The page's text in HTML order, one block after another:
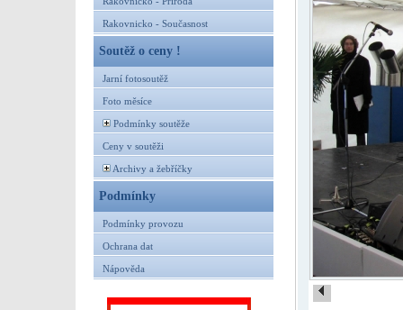
Rakovnicko - Současnost
Soutěž o ceny !
Jarní fotosoutěž
Foto měsíce
Podmínky soutěže
Ceny v soutěži
Archivy a žebříčky
Podmínky
Podmínky provozu
Ochrana dat
Nápověda